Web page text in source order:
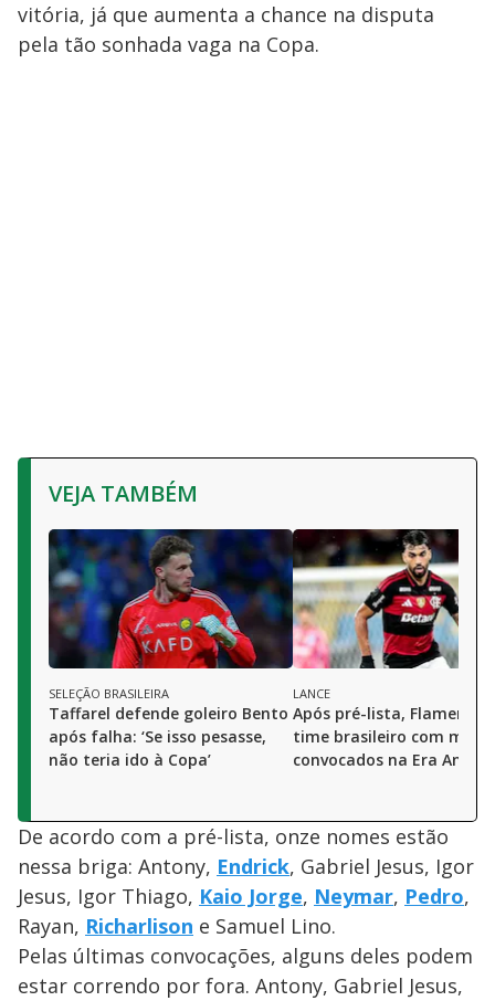
vitória, já que aumenta a chance na disputa
pela tão sonhada vaga na Copa.
VEJA TAMBÉM
SELEÇÃO BRASILEIRA
Taffarel defende goleiro Bento
após falha: ‘Se isso pesasse,
não teria ido à Copa’
LANCE
Após pré-lista, Flamengo
time brasileiro com mais
convocados na Era
De acordo com a pré-lista, onze nomes estão
nessa briga: Antony, Endrick, Gabriel Jesus, Igor
Jesus, Igor Thiago, Kaio Jorge, Neymar, Pedro,
Rayan, Richarlison e Samuel Lino.
Pelas últimas convocações, alguns deles podem
estar correndo por fora. Antony, Gabriel Jesus,